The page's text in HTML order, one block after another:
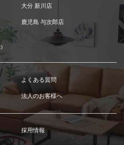
大分 新川店
鹿児島 与次郎店
)
よくある質問
法人のお客様へ
採用情報